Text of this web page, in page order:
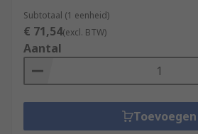
Subtotaal (1 eenheid)
€ 71,54(excl. BTW)
Aantal
Toevoegen